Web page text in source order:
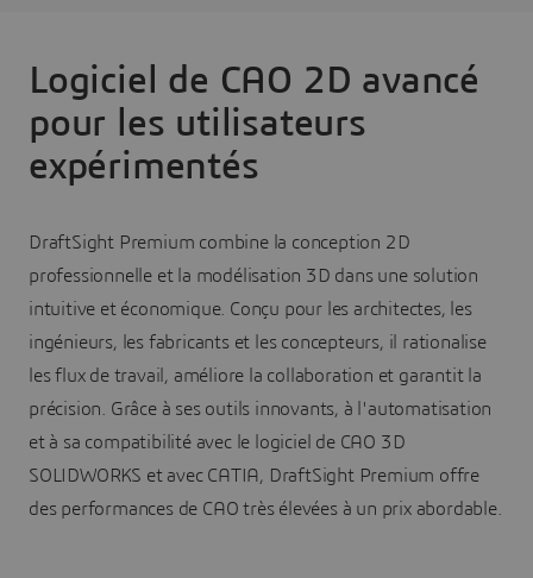
Logiciel de CAO 2D avancé
pour les utilisateurs
expérimentés
DraftSight Premium combine la conception 2D
professionnelle et la modélisation 3D dans une solution
intuitive et économique. Conçu pour les architectes, les
ingénieurs, les fabricants et les concepteurs, il rationalise
les flux de travail, améliore la collaboration et garantit la
précision. Grâce à ses outils innovants, à l'automatisation
et à sa compatibilité avec le logiciel de CAO 3D
SOLIDWORKS et avec CATIA, DraftSight Premium offre
des performances de CAO très élevées à un prix abordable.